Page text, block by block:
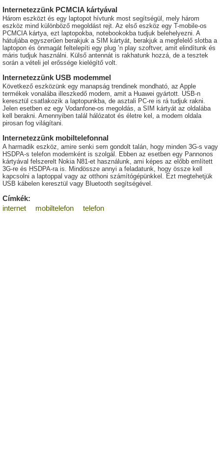
Internetezzünk PCMCIA kártyával
Három eszközt és egy laptopot hívtunk most segítségül, mely három
eszköz mind különböző megoldást rejt. Az első eszköz egy T-mobile-os
PCMCIA kártya, ezt laptopokba, notebookokba tudjuk belehelyezni. A
hátuljába egyszerűen berakjuk a SIM kártyát, berakjuk a megfelelő slotba a
laptopon és önmagát feltelepíti egy plug ’n play szoftver, amit elindítunk és
máris tudjuk használni. Külső antennát is rakhatunk hozzá, de a tesztek
során a vételi jel erőssége kielégítő volt.
Internetezzünk USB modemmel
Következő eszközünk egy manapság trendinek mondható, az Apple
termékek vonalába illeszkedő modem, amit a Huawei gyártott. USB-n
keresztül csatlakozik a laptopunkba, de asztali PC-re is rá tudjuk rakni.
Jelen esetben ez egy Vodanfone-os megoldás, a SIM kártyát az oldalába
kell berakni. Amennyiben talál hálózatot és életre kel, a modem oldala
pirosan fog világítani.
Internetezzünk mobiltelefonnal
A harmadik eszköz, amire senki sem gondolt talán, hogy minden 3G-s vagy
HSDPA-s telefon modemként is szolgál. Ebben az esetben egy Pannonos
kártyával felszerelt Nokia N81-et használunk, ami képes az előbb említett
3G-re és HSDPA-ra is. Mindössze annyi a feladatunk, hogy össze kell
kapcsolni a laptoppal vagy az otthoni számítógépünkkel. Ezt megtehetjük
USB kábelen keresztül vagy Bluetooth segítségével.
Címkék:
internet
mobiltelefon telefon